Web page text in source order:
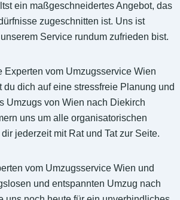
ein maßgeschneidertes Angebot, das
zugeschnitten ist. Uns ist
Service rundum zufrieden bist.
Experten vom Umzugsservice Wien
du dich auf eine stressfreie Planung und
Umzugs von Wien nach Diekirch
uns um alle organisatorischen
jederzeit mit Rat und Tat zur Seite.
vom Umzugsservice Wien und
und entspannten Umzug nach